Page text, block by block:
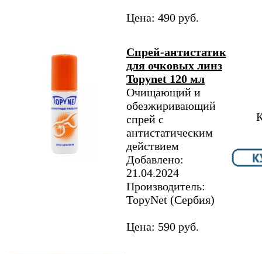
Цена: 490 руб.
Спрей-антистатик
для очковых линз
Topynet 120 мл
Очищающий и
обезжиривающий
спрей с
антистатическим
действием
Добавлено:
21.04.2024
Производитель:
TopyNet​ (Сербия)
Цена: 590 руб.